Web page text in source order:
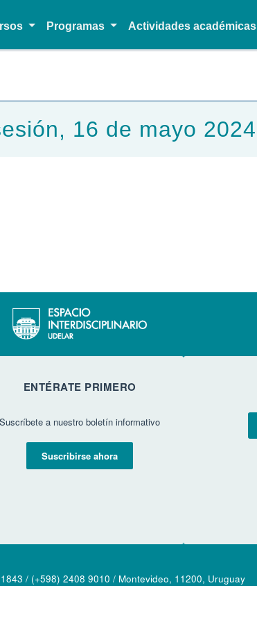
Programas Actividades académicas
16 de mayo 2024
ENTÉRATE PRIMERO
Suscríbete a nuestro boletín informativo
Suscribirse ahora
/ (+598) 2408 9010 / Montevideo, 11200, Uruguay